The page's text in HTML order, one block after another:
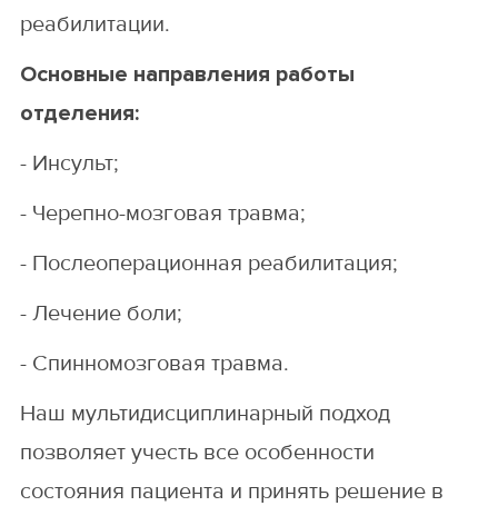
реабилитации.
Основные направления работы
отделения:
- Инсульт;
- Черепно-мозговая травма;
- Послеоперационная реабилитация;
- Лечение боли;
- Спинномозговая травма.
Наш мультидисциплинарный подход
позволяет учесть все особенности
состояния пациента и принять решение в